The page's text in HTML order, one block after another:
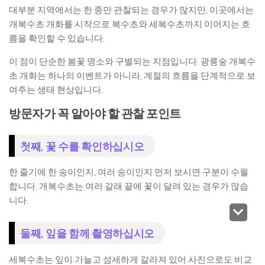
대부분 지역에서는 한 종만 관찰되는 경우가 많지만, 이곳에서는
개복수초 개화를 시작으로 복수초와 세복수초까지 이어지는 흐
름을 확인할 수 있습니다.
이 점이 단순한 봄꽃 명소와 구별되는 지점입니다. 광릉숲 개복수
초 개화는 하나의 이벤트가 아니라, 계절의 흐름을 단계적으로 보
여주는 생태 현상입니다.
방문자가 꼭 알아야 할 관찰 포인트
첫째, 꽃 수를 확인하십시오
한 줄기에 한 송이인지, 여러 송이인지 먼저 보시면 구분이 수월
합니다. 개복수초는 여러 갈래 끝에 꽃이 달려 있는 경우가 많습
니다.
둘째, 잎을 함께 촬영하십시오
세복수초는 잎이 가늘고 섬세하게 갈라져 있어 사진으로도 비교